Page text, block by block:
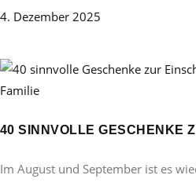
4. Dezember 2025
Familie
40 SINNVOLLE GESCHENKE
Im August und September ist es